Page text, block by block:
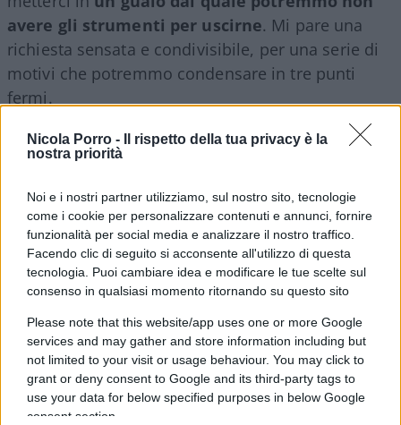
Nicola Porro -
Il rispetto della tua privacy è la
nostra priorità
Noi e i nostri partner utilizziamo, sul nostro sito, tecnologie
come i cookie per personalizzare contenuti e annunci, fornire
funzionalità per social media e analizzare il nostro traffico.
Facendo clic di seguito si acconsente all'utilizzo di questa
tecnologia. Puoi cambiare idea e modificare le tue scelte sul
consenso in qualsiasi momento ritornando su questo sito
Please note that this website/app uses one or more Google
services and may gather and store information including but
not limited to your visit or usage behaviour. You may click to
grant or deny consent to Google and its third-party tags to
use your data for below specified purposes in below Google
consent section.
avere gli strumenti per uscirne. Mi pare una
richiesta sensata e condivisibile, per una serie di
motivi che potremmo condensare in tre punti
fermi.
Diffusione e credibilità
Primo. La ricerca scientifica è internazionalmente
e storicamente regolata da schemi assai poco
flessibili, che nel corso della storia sono stati
elaborati e condivisi nel metodo ondeevitare che
chiunque possa fare dannoalla
società basandosi sul proprio consenso personale
(oggi più che mai quasi esclusivamente
mediatico), oppure sulla mancata
sperimentazione preventiva ed effettuata con